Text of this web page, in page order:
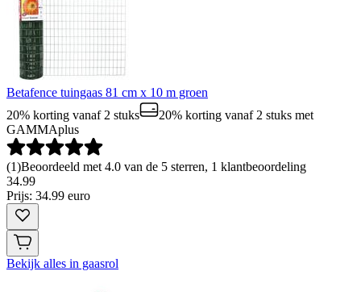
Betafence tuingaas 81 cm x 10 m groen
20% korting vanaf 2 stuks
20% korting vanaf 2 stuks met
GAMMAplus
(1)Beoordeeld met 4.0 van de 5 sterren, 1 klantbeoordeling
34.99
Prijs: 34.99 euro
Bekijk alles in gaasrol